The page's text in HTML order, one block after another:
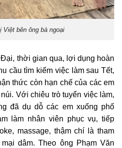
Việt bên ông bà ngoại
thời gian qua, lợi dụng hoàn
cầu tìm kiếm việc làm sau Tết,
thức còn hạn chế của các em
Với chiêu trò tuyển việc làm,
đã dụ dỗ các em xuống phố
làm nhân viên phục vụ, tiếp
massage, thậm chí là tham
dâm. Theo ông Phạm Văn